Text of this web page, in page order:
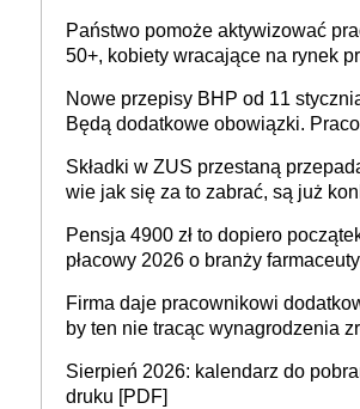
Państwo pomoże aktywizować
50+, kobiety wracające na rynek
osoby neuroatypowe. Powstanie
na rzecz Inkluzywności w
Nowe przepisy BHP od 11
Będą dodatkowe obowiązki.
Składki w ZUS przestaną
wie jak się za to zabrać, są już
Pensja 4900 zł to dopiero
płacowy 2026 o branży
Firma daje pracownikowi
by ten nie tracąc wynagrodzenia
sprawdza
Sierpień 2026: kalendarz do
druku [PDF]